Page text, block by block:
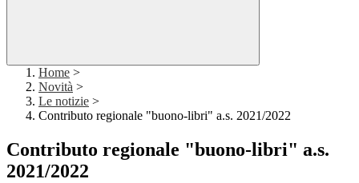
Home >
Novità >
Le notizie >
Contributo regionale "buono-libri" a.s. 2021/2022
Contributo regionale "buono-libri" a.s.
2021/2022